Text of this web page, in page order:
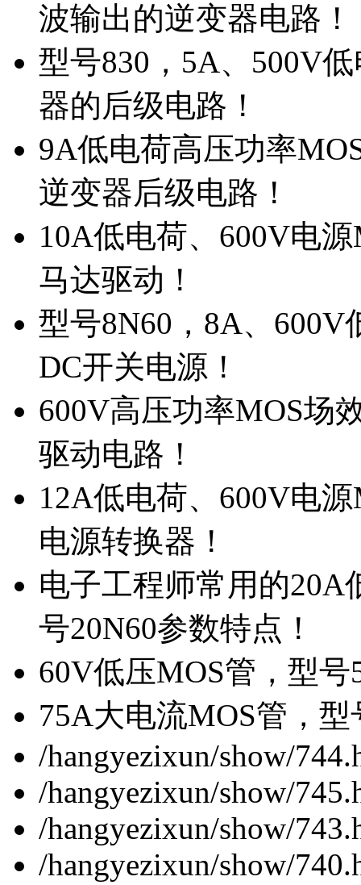
波输出的逆变器电路！
型号830，5A、500V
器的后级电路！
9A低电荷高压功率
逆变器后级电路！
10A低电荷、600V电
马达驱动！
型号8N60，8A、
DC开关电源！
600V高压功率MOS场
驱动电路！
12A低电荷、600V电
电源转换器！
电子工程师常用的20A
号20N60参数特点！
60V低压MOS管，型
75A大电流MOS管，
/hangyezixun/show/
/hangyezixun/show/
/hangyezixun/show/
/hangyezixun/show/